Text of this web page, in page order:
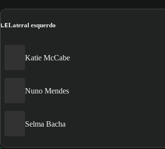
LELateral esquerdo
Katie McCabe
Nuno Mendes
Selma Bacha